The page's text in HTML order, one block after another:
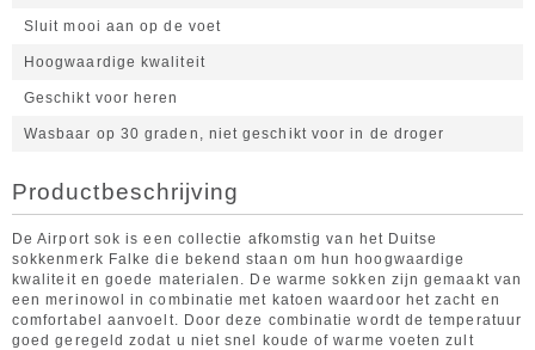
Sluit mooi aan op de voet
Hoogwaardige kwaliteit
Geschikt voor heren
Wasbaar op 30 graden, niet geschikt voor in de droger
Productbeschrijving
De Airport sok is een collectie afkomstig van het Duitse
sokkenmerk Falke die bekend staan om hun hoogwaardige
kwaliteit en goede materialen. De warme sokken zijn gemaakt van
een merinowol in combinatie met katoen waardoor het zacht en
comfortabel aanvoelt. Door deze combinatie wordt de temperatuur
goed geregeld zodat u niet snel koude of warme voeten zult